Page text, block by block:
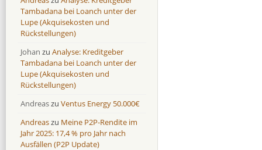
Moncera
8,0 %
Monestro
9,1 %
Neo Finance
Omaraha
16,4 %
Moncera
11,1 %
Monestro
>1000%
Neo Finance
Omaraha
18,0 %
Tambadana bei Loanch unter der
Lupe (Akquisekosten und
Rückstellungen)
Johan zu Analyse: Kreditgeber
Tambadana bei Loanch unter der
Lupe (Akquisekosten und
Rückstellungen)
Andreaszu Ventus Energy 50.000€
Andreaszu Meine P2P-Rendite im
Jahr 2025: 17,4 % pro Jahr nach
Ausfällen (P2P Update)